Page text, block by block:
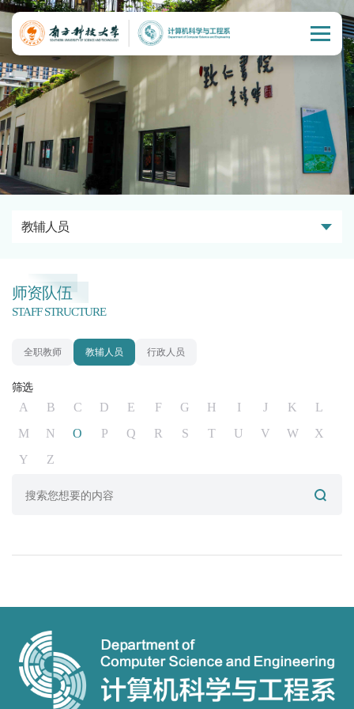
教辅人员
师资队伍
STAFF STRUCTURE
全职教师 教辅人员 行政人员
筛选
A B C D E F G H I J K
L
M
N O P Q R S T U V W
X
Y
Z